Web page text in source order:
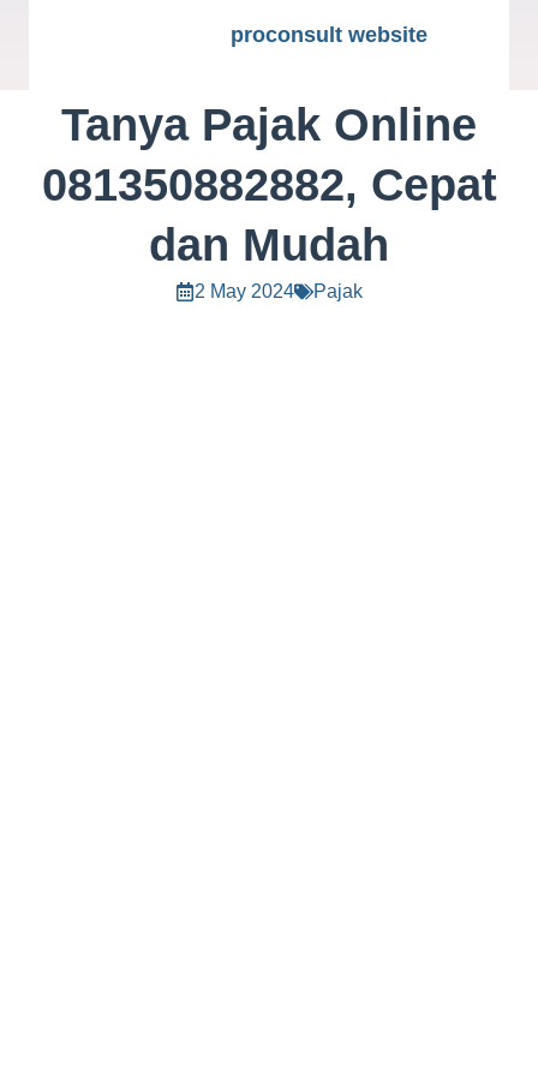
proconsult website
Tanya Pajak Online
081350882882, Cepat
dan Mudah
2 May 2024 Pajak